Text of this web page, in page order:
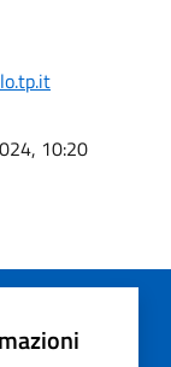
10:20